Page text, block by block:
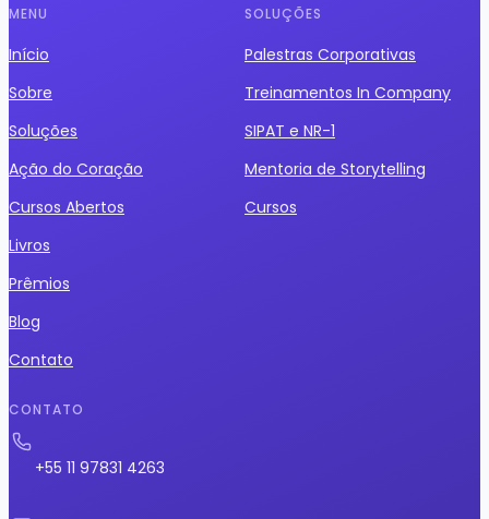
MENU
Início
Sobre
Soluções
Ação do Coração
Cursos Abertos
Livros
Prêmios
Blog
Contato
SOLUÇÕES
Palestras Corporativas
Treinamentos In Company
SIPAT e NR-1
Mentoria de Storytelling
Cursos
CONTATO
+55 11 97831 4263